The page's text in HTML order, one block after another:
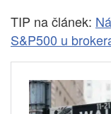
TIP na článek:
S&P500 u